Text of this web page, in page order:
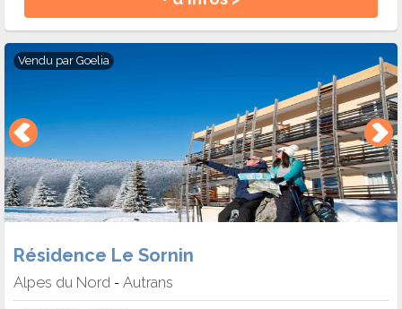
Vendu par Goelia
Résidence Le Sornin
Alpes du Nord - Autrans